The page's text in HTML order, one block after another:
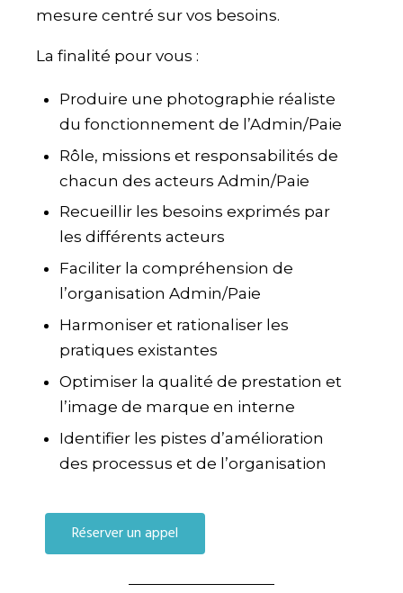
mesure centré sur vos besoins.
La finalité pour vous :
Produire une photographie réaliste
du fonctionnement de l’Admin/Paie
Rôle, missions et responsabilités de
chacun des acteurs Admin/Paie
Recueillir les besoins exprimés par
les différents acteurs
Faciliter la compréhension de
l’organisation Admin/Paie
Harmoniser et rationaliser les
pratiques existantes
Optimiser la qualité de prestation et
l’image de marque en interne
Identifier les pistes d’amélioration
des processus et de l’organisation
Réserver un appel